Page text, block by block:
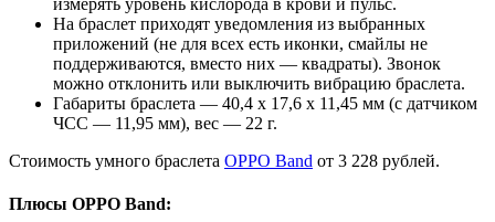
На браслет приходят уведомления из выбранных
приложений (не для всех есть иконки, смайлы не
поддерживаются, вместо них — квадраты). Звонок
можно отклонить или выключить вибрацию браслета.
Габариты браслета — 40,4 x 17,6 x 11,45 мм (с датчиком
ЧСС — 11,95 мм), вес — 22 г.
Стоимость умного браслета OPPO Band от 3 228 рублей.
Плюсы OPPO Band: